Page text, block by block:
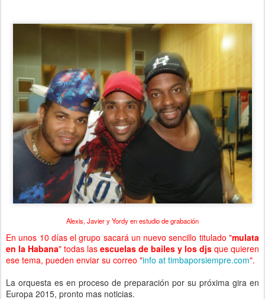
Alexis, Javier y Yordy en estudio de grabación
En unos 10 días el grupo sacará un nuevo sencillo titulado "mulata
en la Habana" todas las escuelas de bailes y los djs que quieren
ese tema, pueden enviar su correo "info at timbaporsiempre.com".
La orquesta es en proceso de preparación por su próxima gira en
Europa 2015, pronto mas noticias.